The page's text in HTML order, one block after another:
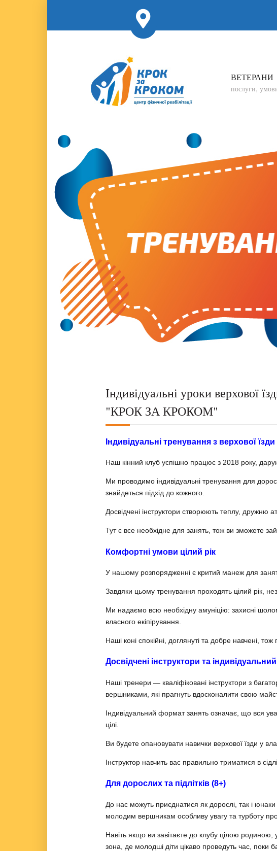
ВЕТЕРАНИ
послуги,
Індивідуальні уроки верхової
"КРОК ЗА КРОКОМ"
Індивідуальні тренування з верхової їзди
Наш кінний клуб успішно працює з 2018 року,
Ми проводимо індивідуальні тренування для
знайдеться підхід до кожного.
Досвідчені інструктори створюють теплу,
Тут є все необхідне для занять, тож ви зможете
Комфортні умови цілий рік
У нашому розпорядженні є критий манеж для
Завдяки цьому тренування проходять цілий рік,
Ми надаємо всю необхідну амуніцію: захисні
власного екіпірування.
Наші коні спокійні, доглянуті та добре навчені,
Досвідчені інструктори та індивідуальний
Наші тренери — кваліфіковані інструктори з
вершниками, які прагнуть вдосконалити свою
Індивідуальний формат занять означає, що вся
цілі.
Ви будете опановувати навички верхової їзди у
Інструктор навчить вас правильно триматися в
Для дорослих та підлітків (8+)
До нас можуть приєднатися як дорослі, так і юнаки
молодим вершникам особливу увагу та турботу
Навіть якщо ви завітаєте до клубу цілою родиною,
зона, де молодші діти цікаво проведуть час, поки